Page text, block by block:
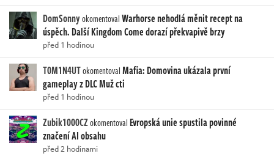
DomSonnyokomentovalWarhorse nehodlá měnit recept na
úspěch. Další Kingdom Come dorazí překvapivě brzy
před 1 hodinou
T0M1N4UTokomentovalMafia: Domovina ukázala první
gameplay z DLC Muž cti
před 1 hodinou
Zubik1000CZokomentoval Evropská unie spustila povinné
značení AI obsahu
před 2 hodinami